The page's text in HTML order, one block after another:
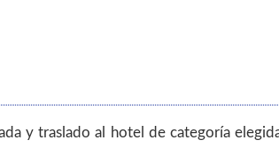
y traslado al hotel de categoría